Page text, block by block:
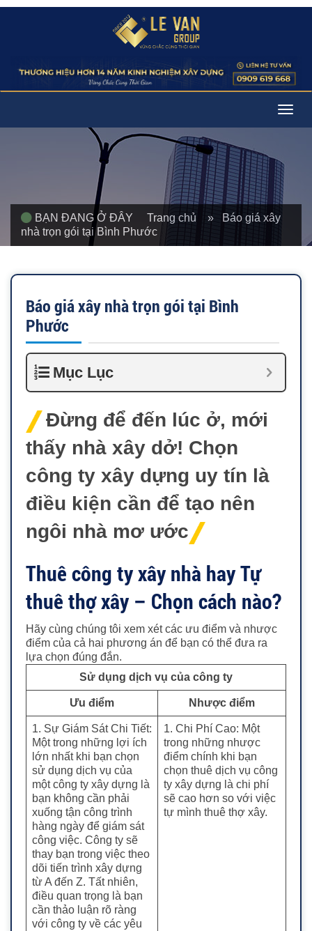
BẠN ĐANG Ở ĐÂY Trang chủ » Báo giá xây
nhà trọn gói tại Bình Phước
Báo giá xây nhà trọn gói tại Bình
Phước
Mục Lục
Đừng để đến lúc ở, mới
thấy nhà xây dở! Chọn
công ty xây dựng uy tín là
điều kiện cần để tạo nên
ngôi nhà mơ ước
Thuê công ty xây nhà hay Tự
thuê thợ xây – Chọn cách nào?
Hãy cùng chúng tôi xem xét các ưu điểm và nhược
điểm của cả hai phương án để bạn có thể đưa ra
lựa chọn đúng đắn.
Sử dụng dịch vụ của công ty
Ưu điểm Nhược điểm
1. Sự Giám Sát Chi Tiết:
Một trong những lợi ích
lớn nhất khi bạn chọn
sử dụng dịch vụ của
một công ty xây dựng là
bạn không cần phải
xuống tận công trình
hàng ngày để giám sát
công việc. Công ty sẽ
thay bạn trong việc theo
dõi tiến trình xây dựng
từ A đến Z. Tất nhiên,
điều quan trọng là bạn
cần thảo luận rõ ràng
với công ty về các yêu
1. Chi Phí Cao: Một
trong những nhược
điểm chính khi bạn
chọn thuê dịch vụ công
ty xây dựng là chi phí
sẽ cao hơn so với việc
tự mình thuê thợ xây.